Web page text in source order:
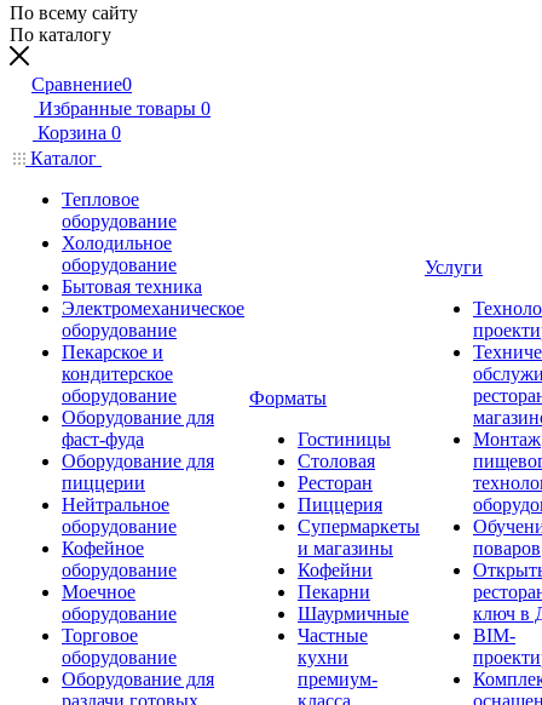
По всему сайту
По каталогу
Сравнение0
Избранные товары 0
Корзина 0
Каталог
Тепловое
оборудование
Холодильное
оборудование
Бытовая техника
Электромеханическое
оборудование
Пекарское и
кондитерское
оборудование
Оборудование для
фаст-фуда
Оборудование для
пиццерии
Нейтральное
оборудование
Кофейное
оборудование
Моечное
оборудование
Торговое
оборудование
Оборудование для
раздачи готовых
Форматы
Гостиницы
Столовая
Ресторан
Пиццерия
Супермаркеты
и магазины
Кофейни
Пекарни
Шаурмичные
Частные
кухни
премиум-
класса
Услуги
Монтаж
поваров
ключ в
BIM-